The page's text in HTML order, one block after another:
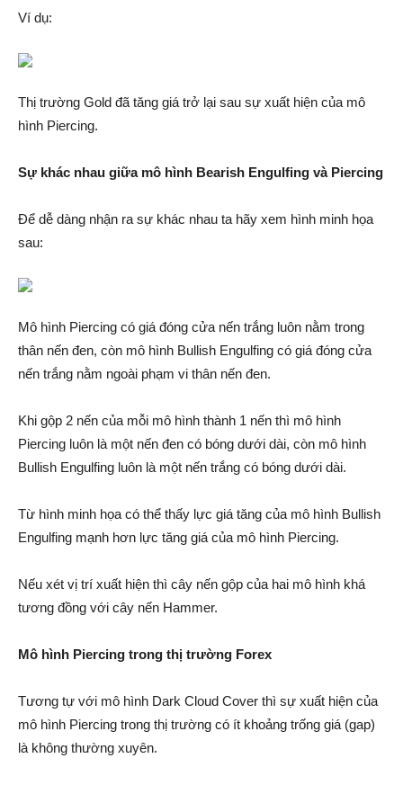
Ví dụ:
Thị trường Gold đã tăng giá trở lại sau sự xuất hiện của mô
hình Piercing.
Sự khác nhau giữa mô hình Bearish Engulfing và Piercing
Để dễ dàng nhận ra sự khác nhau ta hãy xem hình minh họa
sau:
Mô hình Piercing có giá đóng cửa nến trắng luôn nằm trong
thân nến đen, còn mô hình Bullish Engulfing có giá đóng cửa
nến trắng nằm ngoài phạm vi thân nến đen.
Khi gộp 2 nến của mỗi mô hình thành 1 nến thì mô hình
Piercing luôn là một nến đen có bóng dưới dài, còn mô hình
Bullish Engulfing luôn là một nến trắng có bóng dưới dài.
Từ hình minh họa có thể thấy lực giá tăng của mô hình Bullish
Engulfing mạnh hơn lực tăng giá của mô hình Piercing.
Nếu xét vị trí xuất hiện thì cây nến gộp của hai mô hình khá
tương đồng với cây nến Hammer.
Mô hình Piercing trong thị trường Forex
Tương tự với mô hình Dark Cloud Cover thì sự xuất hiện của
mô hình Piercing trong thị trường có ít khoảng trống giá (gap)
là không thường xuyên.